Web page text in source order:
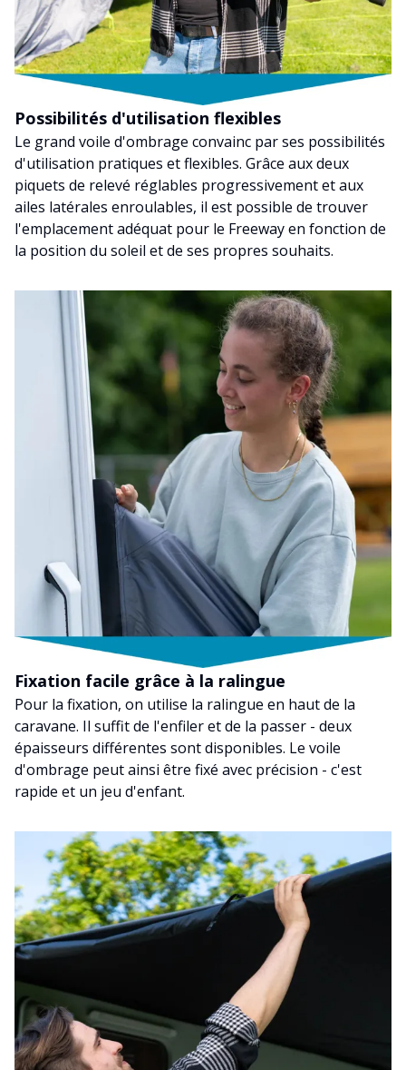
Possibilités d'utilisation flexibles
Le grand voile d'ombrage convainc par ses possibilités
d'utilisation pratiques et flexibles. Grâce aux deux
piquets de relevé réglables progressivement et aux
ailes latérales enroulables, il est possible de trouver
l'emplacement adéquat pour le Freeway en fonction de
la position du soleil et de ses propres souhaits.
Fixation facile grâce à la ralingue
Pour la fixation, on utilise la ralingue en haut de la
caravane. Il suffit de l'enfiler et de la passer - deux
épaisseurs différentes sont disponibles. Le voile
d'ombrage peut ainsi être fixé avec précision - c'est
rapide et un jeu d'enfant.